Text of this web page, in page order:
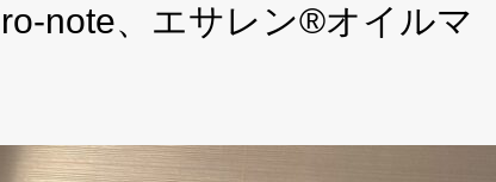
note、エサレン®オイルマ